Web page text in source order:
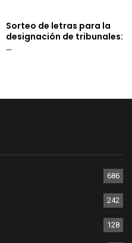
Sorteo de letras para la
designación de tribunales:
…
686
242
128